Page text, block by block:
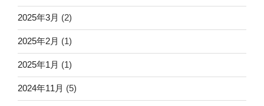
2025年3月 (2)
2025年2月 (1)
2025年1月 (1)
2024年11月 (5)